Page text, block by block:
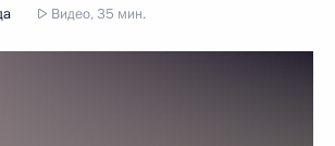
Видео, 35 мин.